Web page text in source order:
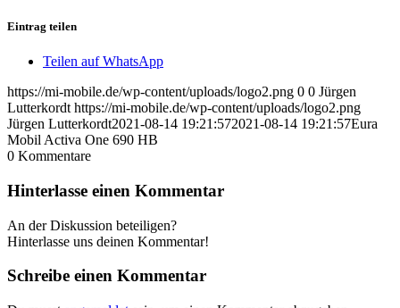
Eintrag teilen
Teilen auf WhatsApp
https://mi-mobile.de/wp-content/uploads/logo2.png 0 0 Jürgen
Lutterkordt https://mi-mobile.de/wp-content/uploads/logo2.png
Jürgen Lutterkordt2021-08-14 19:21:572021-08-14 19:21:57Eura
Mobil Activa One 690 HB
0 Kommentare
Hinterlasse einen Kommentar
An der Diskussion beteiligen?
Hinterlasse uns deinen Kommentar!
Schreibe einen Kommentar